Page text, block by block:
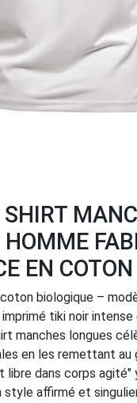
HOMME
EN
biologique –
tiki noir intense
manches longues
en les remettant au
libre dans corps
style affirmé et